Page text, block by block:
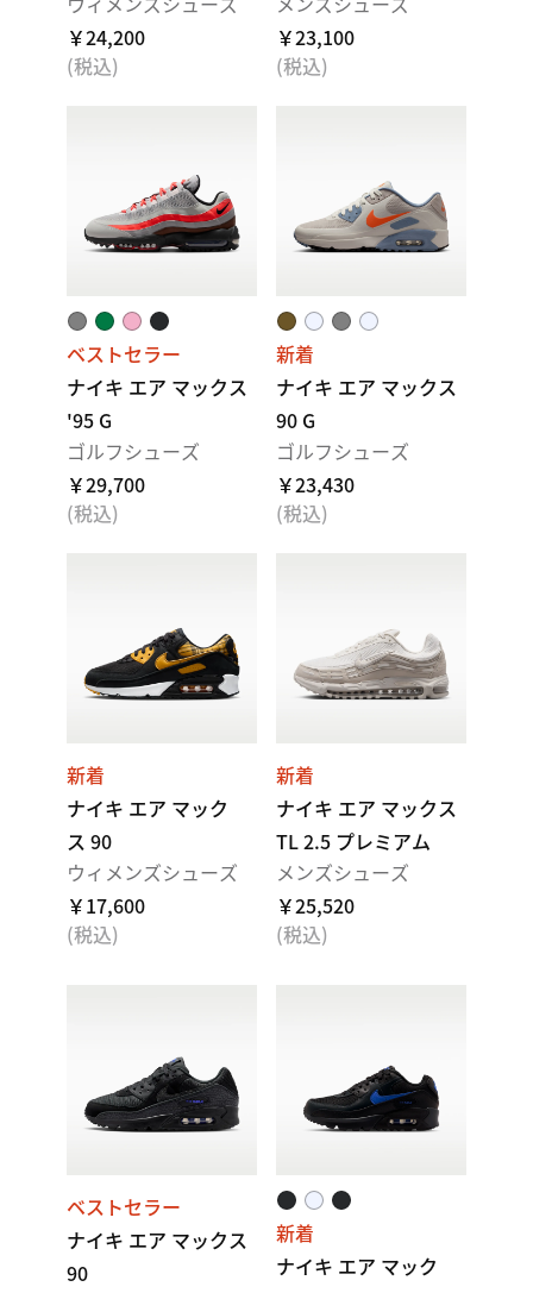
￥24,200
(税込)
￥23,100
(税込)
ベストセラー
ナイキ エア マックス
'95 G
ゴルフシューズ
￥29,700
(税込)
新着
ナイキ エア マックス
90 G
ゴルフシューズ
￥23,430
(税込)
新着
ナイキ エア マック
ス 90
ウィメンズシューズ
￥17,600
(税込)
新着
ナイキ エア マックス
TL 2.5 プレミアム
メンズシューズ
￥25,520
(税込)
ベストセラー
ナイキ エア マックス
90
新着
ナイキ エア マック